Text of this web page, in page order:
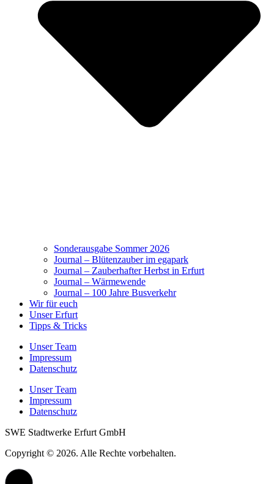
Sonderausgabe Sommer 2026
Journal – Blütenzauber im egapark
Journal – Zauberhafter Herbst in Erfurt
Journal – Wärmewende
Journal – 100 Jahre Busverkehr
Wir für euch
Unser Erfurt
Tipps & Tricks
Unser Team
Impressum
Datenschutz
Unser Team
Impressum
Datenschutz
SWE Stadtwerke Erfurt GmbH
Copyright © 2026. Alle Rechte vorbehalten.